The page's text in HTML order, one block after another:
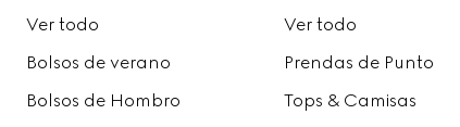
Ver todo
Bolsos de verano
Bolsos de Hombro
Ver todo
Prendas de Punto
Tops & Camisas